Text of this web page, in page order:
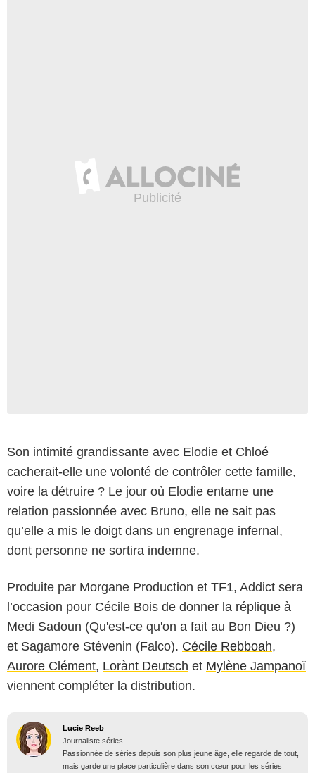
Son intimité grandissante avec Elodie et Chloé
cacherait-elle une volonté de contrôler cette famille,
voire la détruire ? Le jour où Elodie entame une
relation passionnée avec Bruno, elle ne sait pas
qu’elle a mis le doigt dans un engrenage infernal,
dont personne ne sortira indemne.
Produite par Morgane Production et TF1, Addict sera
l’occasion pour Cécile Bois de donner la réplique à
Medi Sadoun (Qu'est-ce qu'on a fait au Bon Dieu ?)
et Sagamore Stévenin (Falco). Cécile Rebboah,
Aurore Clément, Lorànt Deutsch et Mylène Jampanoï
viennent compléter la distribution.
Lucie Reeb
Journaliste séries
Passionnée de séries depuis son plus jeune âge, elle regarde de tout,
mais garde une place particulière dans son cœur pour les séries